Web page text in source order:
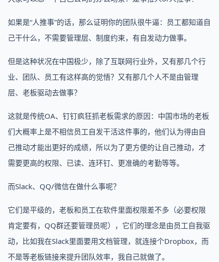
如果是“人推事”的话，那么证明你的团队很牛逼：员工都知道自
己干什么，不需要管理层、制度约束，有自发动力做事。
但是这种状况在中国极少，除了互联网行业外，又有那几个行
业、团队、员工有这样高的觉悟？又有那几个人不是由管理
层、老板驱动去做事？
这就是传统OA、钉钉疯狂抓老板需求的原因：中国市场的老板
们大概率上是不相信员工自发干活这件事的，他们认为得由自
己推动才能出更好的成绩，所以为了更方便的让自己推动，才
需要更高的权限、已读、连环钉、更准确的考勤等等。
而Slack、QQ/微信在做什么事呢？
它们是平级的，老板和员工在软件里面权限差不多（必要权限
肯定要有，QQ群还要管理员呢），它们的理念是由员工自我驱
动，比如我在Slack里面要用文档管理，就连接个Dropbox，而
不是等老板链接来提升团队效率，我自己就做了。